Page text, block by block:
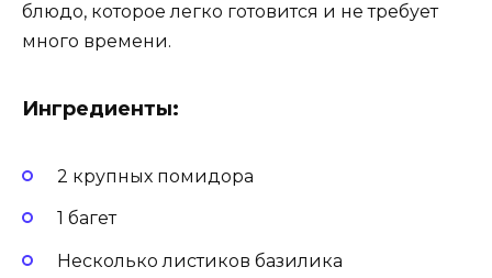
блюдо, которое легко готовится и не требует
много времени.
Ингредиенты:
2 крупных помидора
1 багет
Несколько листиков базилика